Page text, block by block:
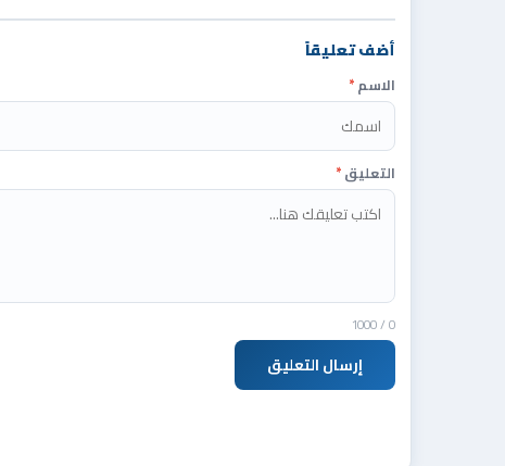
أضف تعليقاً
الاسم*
التعليق*
0
/ 1000
إرسال التعليق